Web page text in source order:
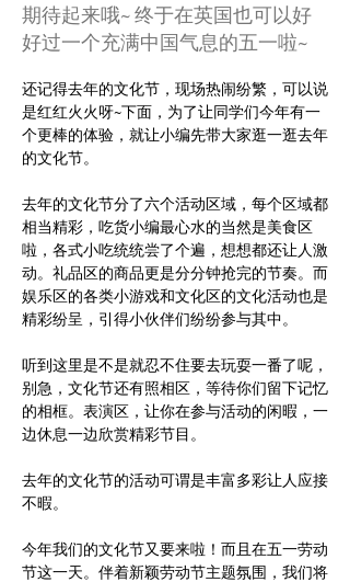
期待起来哦~ 终于在英国也可以好
好过一个充满中国气息的五一啦~
还记得去年的文化节，现场热闹纷繁，可以说
是红红火火呀~下面，为了让同学们今年有一
个更棒的体验，就让小编先带大家逛一逛去年
的文化节。
去年的文化节分了六个活动区域，每个区域都
相当精彩，吃货小编最心水的当然是美食区
啦，各式小吃统统尝了个遍，想想都还让人激
动。礼品区的商品更是分分钟抢完的节奏。而
娱乐区的各类小游戏和文化区的文化活动也是
精彩纷呈，引得小伙伴们纷纷参与其中。
听到这里是不是就忍不住要去玩耍一番了呢，
别急，文化节还有照相区，等待你们留下记忆
的相框。表演区，让你在参与活动的闲暇，一
边休息一边欣赏精彩节目。
去年的文化节的活动可谓是丰富多彩让人应接
今年我们的文化节又要来啦！而且在五一劳动
节这一天。伴着新颖劳动节主题氛围，我们将